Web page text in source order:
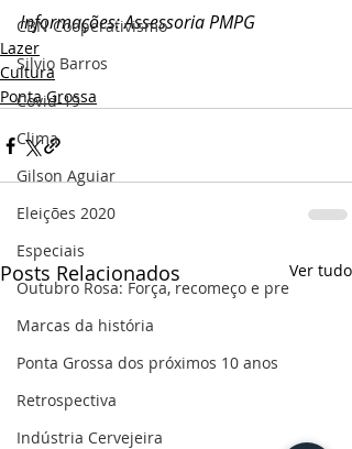
CBN Cooperativismo
Silvio Barros
Covid-19
Clima
Gilson Aguiar
Eleições 2020
Especiais
Outubro Rosa: Força, recomeço e pre
Marcas da história
Ponta Grossa dos próximos 10 anos
Retrospectiva
Indústria Cervejeira
Informações: Assessoria PMPG
Lazer
Cultura
Ponta Grossa
Posts Relacionados Ver tudo